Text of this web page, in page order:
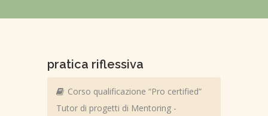
pratica riflessiva
Corso qualificazione “Pro certified”
Tutor di progetti di Mentoring -